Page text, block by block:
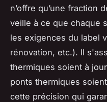
n’offre qu’une fraction
veille à ce que chaque
les exigences du label
rénovation, etc.). Il
thermiques soient à
ponts thermiques
cette précision qui